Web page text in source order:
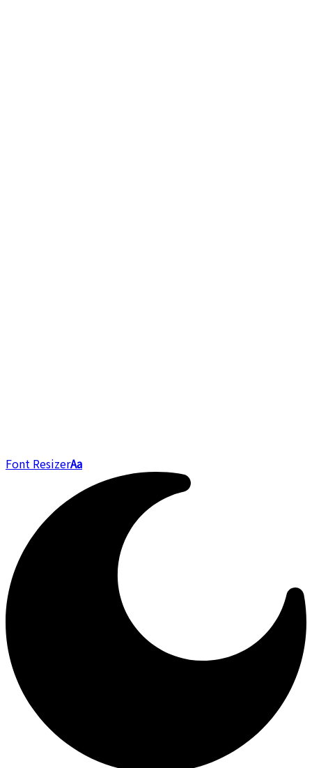
Font ResizerAa